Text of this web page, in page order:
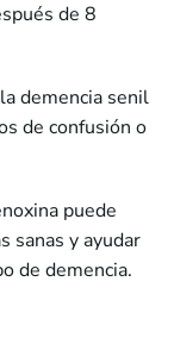
de 8
demencia senil
de confusión o
puede
sanas y ayudar
de demencia.